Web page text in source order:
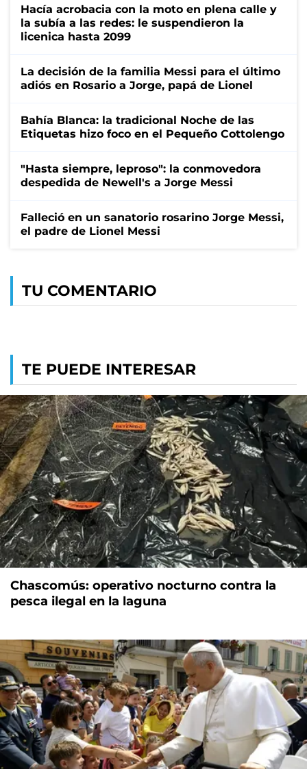
Hacía acrobacia con la moto en plena calle y
la subía a las redes: le suspendieron la
licenica hasta 2099
La decisión de la familia Messi para el último
adiós en Rosario a Jorge, papá de Lionel
Bahía Blanca: la tradicional Noche de las
Etiquetas hizo foco en el Pequeño Cottolengo
"Hasta siempre, leproso": la conmovedora
despedida de Newell's a Jorge Messi
Falleció en un sanatorio rosarino Jorge Messi,
el padre de Lionel Messi
TU COMENTARIO
TE PUEDE INTERESAR
Chascomús: operativo nocturno contra la
pesca ilegal en la laguna